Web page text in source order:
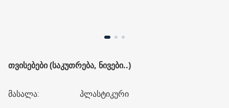
ᲗᲕᲘᲡᲔᲑᲔᲑᲘ (ᲡᲐᲙᲣᲗᲠᲔᲑᲐ, ᲜᲘᲕᲔᲑᲘ..)
მასალა:
პლასტიკური